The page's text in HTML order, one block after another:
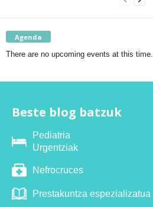
Agenda
There are no upcoming events at this time.
Beste blog batzuk
Pediatria
Urgentziak
Nefrocruces
Prestakuntza espezializatua